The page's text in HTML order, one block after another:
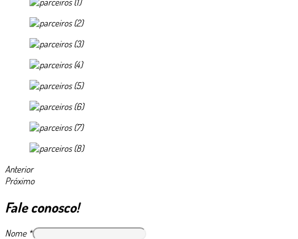
Anterior
Próximo
Fale conosco!
Nome *